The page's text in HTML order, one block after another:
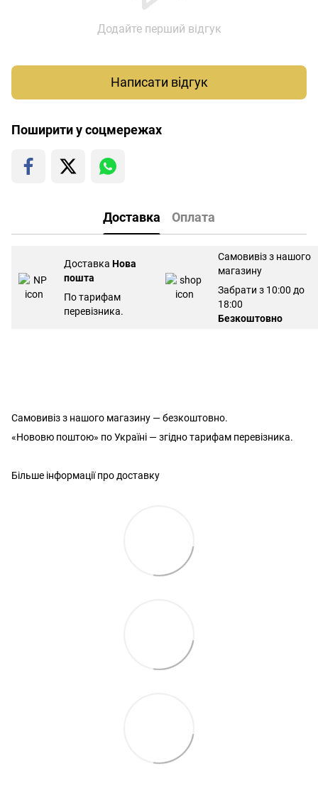
Додайте перший відгук
Написати відгук
Поширити у соцмережах
Доставка Оплата
Доставка Нова
пошта
По тарифам
перевізника.
Самовивіз з нашого
магазину
Забрати з 10:00 до
18:00
Безкоштовно
Самовивіз з нашого магазину — безкоштовно.
«Нововю поштою» по Україні — згідно тарифам перевізника.
Більше інформації про доставку